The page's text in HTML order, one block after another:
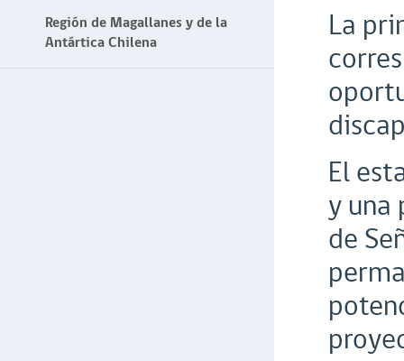
Región de Magallanes y de la
Antártica Chilena
La
El
y una
de